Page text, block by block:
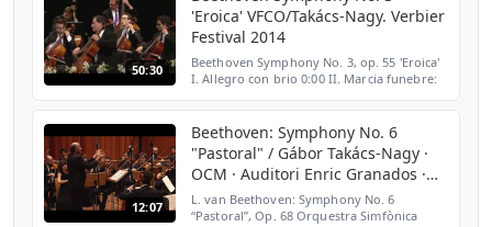
50:30
'Eroica' VFCO/Takács-Nagy. Verbier
Festival 2014
Beethoven Symphony No. 3, op. 55 'Eroica'
I. Allegro con brio 0:00 II. Marcia funebre:
P...
12:07
Beethoven: Symphony No. 6
"Pastoral" / Gábor Takács-Nagy ·
OCM · Auditori Enric Granados ·
Lleida
L. van Beethoven: Symphony No. 6
“Pastoral”, Op. 68 Orquestra Simfònica